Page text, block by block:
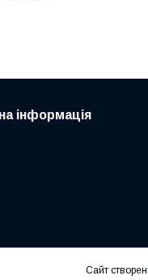
інформація
Сайт